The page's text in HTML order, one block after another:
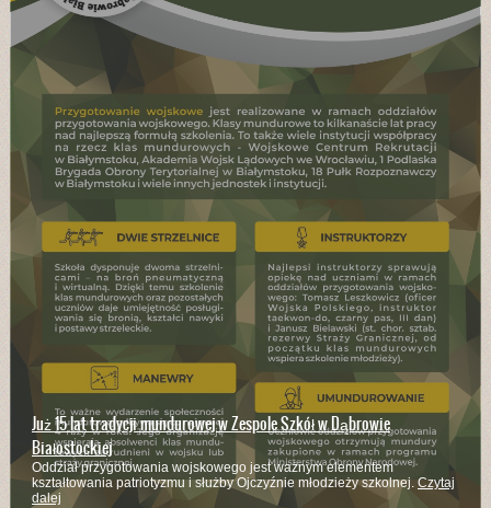
Już 15 lat tradycji mundurowej w Zespole Szkół w Dąbrowie
Białostockiej
Oddział przygotowania wojskowego jest ważnym elementem
kształtowania patriotyzmu i służby Ojczyźnie młodzieży szkolnej. Czytaj
dalej